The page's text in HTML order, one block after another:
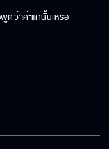
พูดว่าค่ะแค่นั้นเหรอ
ฉันจะตามไปฆ่าแก !